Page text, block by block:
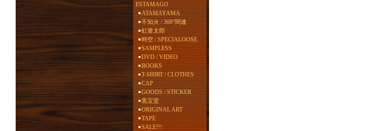
ESTAMAGO
ATAMAYAMA
不知火 / 360°関連
虹釜太郎
時空 / SPECIALOOSE
SAMPLESS
DVD / VIDEO
BOOKS
T-SHIRT / CLOTHES
CAP
GOODS / STICKER
黒宝堂
ORIGINAL ART
TAPE
SALE!!!